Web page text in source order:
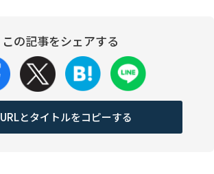
この記事をシェアする
URLとタイトルをコピーする